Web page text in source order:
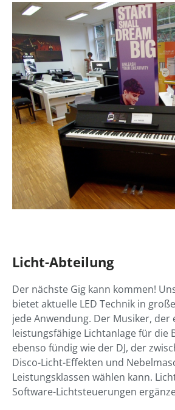
Licht-Abteilung
Der nächste Gig kann kommen!
bietet aktuelle LED Technik in
jede Anwendung. Der Musiker, der
leistungsfähige Lichtanlage für die
ebenso fündig wie der DJ, der
Disco-Licht-Effekten und
Leistungsklassen wählen kann.
Software-Lichtsteuerungen